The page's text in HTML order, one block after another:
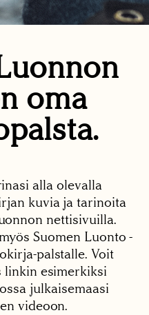
oma
alla olevalla
kuvia ja tarinoita
nettisivuilla.
Suomen Luonto -
palstalle. Voit
linkin esimerkiksi
julkaisemaasi
videoon.